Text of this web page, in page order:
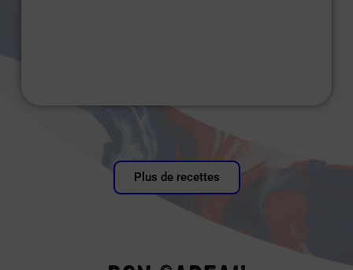
Plus de recettes